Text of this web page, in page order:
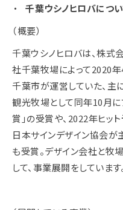
千葉ウシノヒロバにつ
（概要）
千葉ウシノヒロバは、株
社千葉牧場によって2020年
千葉市が運営していた、主
観光牧場として同年10月に
賞」の受賞や、2022年ヒッ
日本サインデザイン協会が
も受賞。デザイン会社と牧
して、事業展開をしています